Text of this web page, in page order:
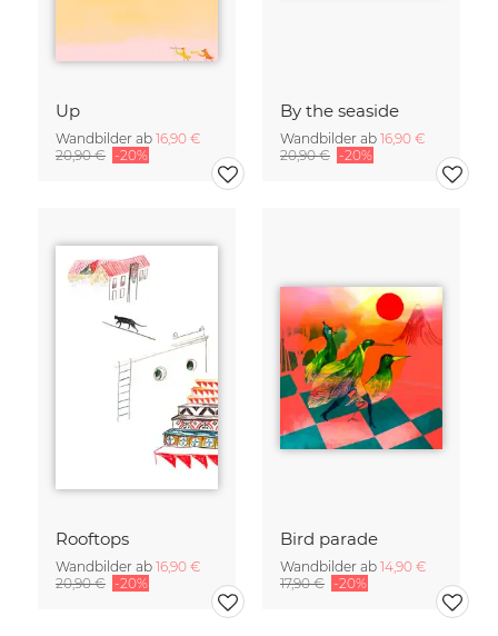
Up
Wandbilder ab 16,90 €
20,90 € -20%
By the seaside
Wandbilder ab 16,90 €
20,90 € -20%
Rooftops
Wandbilder ab 16,90 €
20,90 € -20%
Bird parade
Wandbilder ab 14,90 €
17,90 € -20%